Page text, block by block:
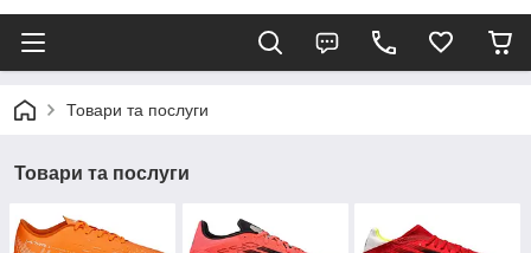
Товари та послуги
Товари та послуги